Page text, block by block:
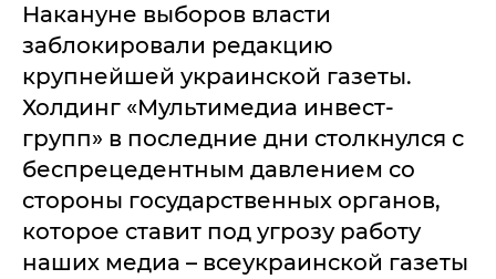
Накануне выборов власти
заблокировали редакцию
крупнейшей украинской газеты.
Холдинг «Мультимедиа инвест-
групп» в последние дни столкнулся с
беспрецедентным давлением со
стороны государственных органов,
которое ставит под угрозу работу
наших медиа – всеукраинской газеты